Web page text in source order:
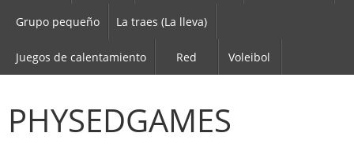
Grupo pequeño La traes (La lleva)
Juegos de calentamiento Red Voleibol
PHYSEDGAMES